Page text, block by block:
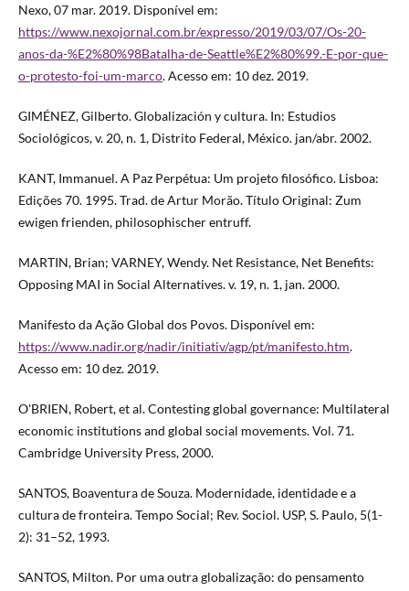
Nexo, 07 mar. 2019. Disponível em:
https://www.nexojornal.com.br/expresso/2019/03/07/Os-20-
anos-da-%E2%80%98Batalha-de-Seattle%E2%80%99.-E-por-que-
o-protesto-foi-um-marco. Acesso em: 10 dez. 2019.
GIMÉNEZ, Gilberto. Globalización y cultura. In: Estudios
Sociológicos, v. 20, n. 1, Distrito Federal, México. jan/abr. 2002.
KANT, Immanuel. A Paz Perpétua: Um projeto filosófico. Lisboa:
Edições 70. 1995. Trad. de Artur Morão. Título Original: Zum
ewigen frienden, philosophischer entruff.
MARTIN, Brian; VARNEY, Wendy. Net Resistance, Net Benefits:
Opposing MAI in Social Alternatives. v. 19, n. 1, jan. 2000.
Manifesto da Ação Global dos Povos. Disponível em:
https://www.nadir.org/nadir/initiativ/agp/pt/manifesto.htm.
Acesso em: 10 dez. 2019.
O'BRIEN, Robert, et al. Contesting global governance: Multilateral
economic institutions and global social movements. Vol. 71.
Cambridge University Press, 2000.
SANTOS, Boaventura de Souza. Modernidade, identidade e a
cultura de fronteira. Tempo Social; Rev. Sociol. USP, S. Paulo, 5(1-
2): 31–52, 1993.
SANTOS, Milton. Por uma outra globalização: do pensamento